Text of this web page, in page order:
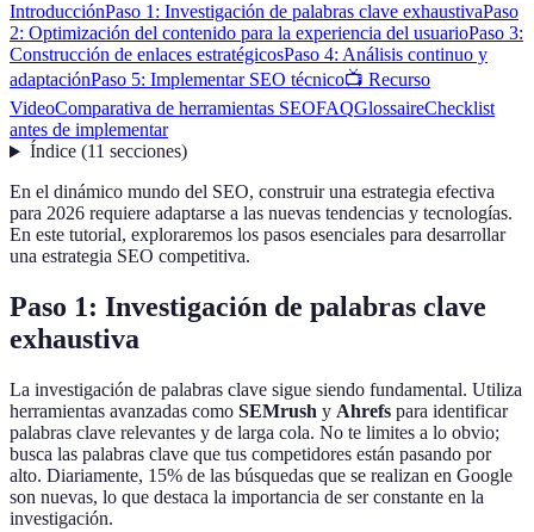
IntroducciónPaso 1: Investigación de palabras clave exhaustivaPaso
2: Optimización del contenido para la experiencia del usuarioPaso 3:
Construcción de enlaces estratégicosPaso 4: Análisis continuo y
adaptaciónPaso 5: Implementar SEO técnico📺 Recurso
VideoComparativa de herramientas SEOFAQGlossaireChecklist
antes de implementar
Índice(11 secciones)
En el dinámico mundo del SEO, construir una estrategia efectiva
para 2026 requiere adaptarse a las nuevas tendencias y tecnologías.
En este tutorial, exploraremos los pasos esenciales para desarrollar
una estrategia SEO competitiva.
Paso 1: Investigación de palabras clave
exhaustiva
La investigación de palabras clave sigue siendo fundamental. Utiliza
herramientas avanzadas como SEMrush y Ahrefs para identificar
palabras clave relevantes y de larga cola. No te limites a lo obvio;
busca las palabras clave que tus competidores están pasando por
alto. Diariamente, 15% de las búsquedas que se realizan en Google
son nuevas, lo que destaca la importancia de ser constante en la
investigación.